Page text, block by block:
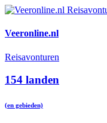
Veeronline.nl
Reisavonturen
154 landen
(en gebieden)